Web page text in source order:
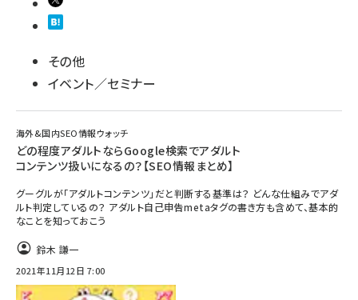
その他
イベント／セミナー
海外&国内SEO情報ウォッチ
どの程度アダルトならGoogle検索でアダルト
コンテンツ扱いになるの？【SEO情報まとめ】
グーグルが「アダルトコンテンツ」だと判断する基準は？ どんな仕組みでアダ
ルト判定しているの？ アダルト自己申告metaタグの書き方も含めて、基本的
なことを知っておこう
鈴木 謙一
2021年11月12日 7:00